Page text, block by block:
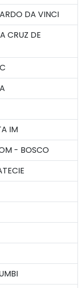
DA VINCI
CRUZ DE
IM
- BOSCO